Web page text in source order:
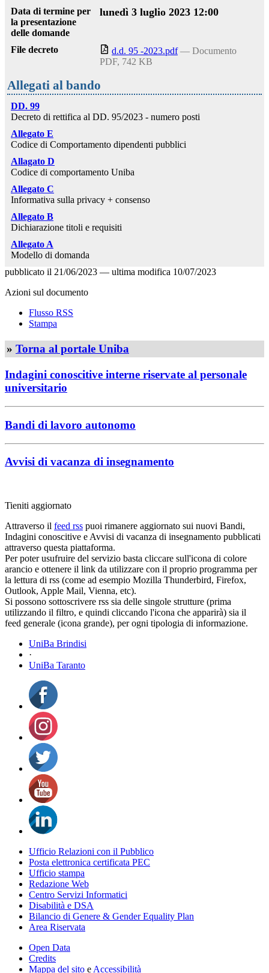
Data di termine per
la presentazione
delle domande
lunedì 3 luglio 2023 12:00
File decreto d.d. 95 -2023.pdf — Documento
PDF, 742 KB
Allegati al bando
DD. 99
Decreto di rettifica al DD. 95/2023 - numero posti
Allegato E
Codice di Comportamento dipendenti pubblici
Allagato D
Codice di comportamento Uniba
Allegato C
Informativa sulla privacy + consenso
Allegato B
Dichiarazione titoli e requisiti
Allegato A
Modello di domanda
pubblicato il 21/06/2023 — ultima modifica 10/07/2023
Azioni sul documento
Flusso RSS
Stampa
» Torna al portale Uniba
Indagini conoscitive interne riservate al personale
universitario
Bandi di lavoro autonomo
Avvisi di vacanza di insegnamento
Tieniti aggiornato
Attraverso il feed rss puoi rimanere aggiornato sui nuovi Bandi,
Indagini conoscitive e Avvisi di vacanza di insegnamento pubblicati
attraverso questa piattaforma.
Per poter usufruire del servizio basta cliccare sull'icona di colore
arancio e ottenere il link da utilizzare con il proprio programma per
la lettura di rss (come ad esempio Mozilla Thunderbird, Firefox,
Outlook, Apple Mail, Vienna, etc).
Si possono sottoscrivere rss sia delle singole strutture (prima
utilizzando il filtro, e quindi cliccando l'icona che apparirà) sia il
feed generale (icona grande), per ogni tipologia di informazione.
UniBa Brindisi
·
UniBa Taranto
Ufficio Relazioni con il Pubblico
Posta elettronica certificata PEC
Ufficio stampa
Redazione Web
Centro Servizi Informatici
Disabilità e DSA
Bilancio di Genere & Gender Equality Plan
Area Riservata
Open Data
Credits
Mappa del sito e Accessibilità